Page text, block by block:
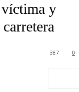
y
0
387